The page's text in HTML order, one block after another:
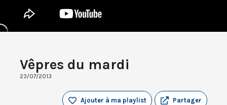
Vêpres du mardi
23/07/2013
Partager
Ajouter à ma playlist